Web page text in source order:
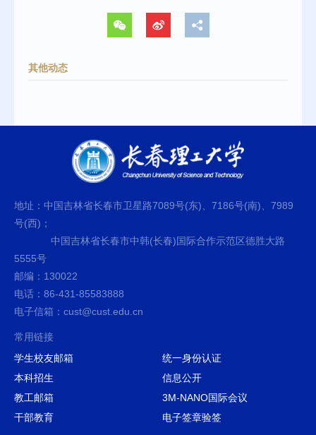
其他动态
地址：中国吉林省长春市卫星路7089号(东)、7186号(南)、7989
号(西)；
中国吉林省长春市中韩(长春)国际合作示范区德胜大路
5555号
邮编：130022
电话：86-431-85583888
电子信箱：cust@cust.edu.cn
常用链接
学生校友邮箱
统一身份认证
本科招生
信息公开
教工邮箱
3M-NANO国际会议
干部教育
电子签章验签